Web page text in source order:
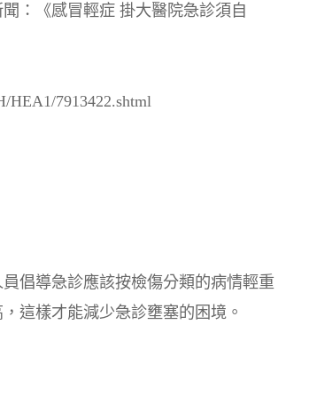
：《感冒輕症 掛大醫院急診須自
HEA1/7913422.shtml
倡導急診應該按檢傷分類的病情輕重
這樣才能減少急診壅塞的困境。